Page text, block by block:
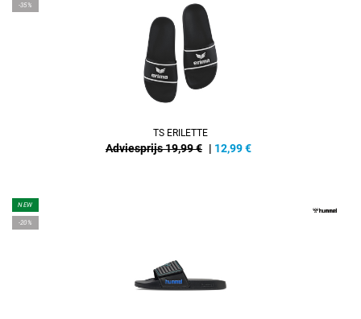
-35%
TS ERILETTE
Adviesprijs 19,99 € | 12,99€
NEW
-20%